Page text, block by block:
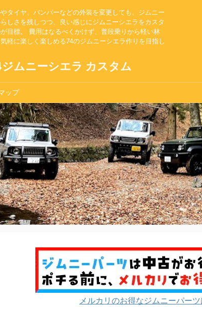
タイヤ、バンパーなどの外装を変更しても、ジムニー
しさを残しつつ、良い感じにジムニーシエラをカスタ
目標。 費用はなるべくかけず、普段乗りから軽い林
軽に楽しく楽しめる74のジムニーシエラ作りを目指し
ムニーシエラ カスタム
ップ
メルカリのお得なジムニーパー